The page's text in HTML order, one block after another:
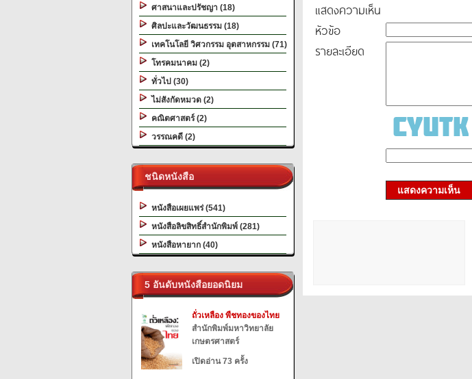
ศาสนาและปรัชญา (18)
ศิลปะและวัฒนธรรม (18)
เทคโนโลยี วิศวกรรม อุตสาหกรรม (71)
โทรคมนาคม (2)
ทั่วไป (30)
ไม่สังกัดหมวด (2)
คณิตศาสตร์ (2)
วรรณคดี (2)
ชนิดหนังสือ
หนังสือเผยแพร่ (541)
หนังสือลิขสิทธิ์สำนักพิมพ์ (281)
หนังสือหายาก (40)
5 อันดับหนังสือยอดนิยม
ถั่วเหลือง พืชทองของไทย
สำนักพิมพ์มหาวิทยาลัย
เกษตรศาสตร์
เปิดอ่าน 73 ครั้ง
แสดงความเห็น
หัวข้อ
รายละเอียด
แสดงความเห็น